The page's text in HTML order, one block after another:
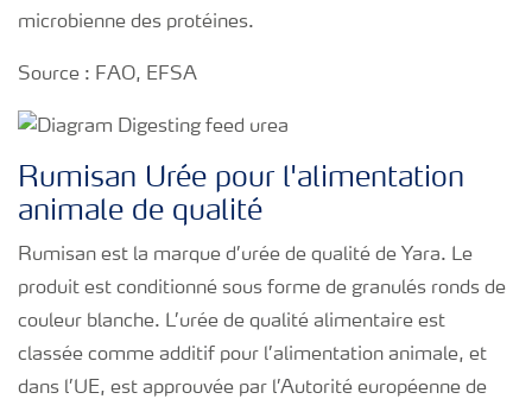
microbienne des protéines.
Source : FAO, EFSA
Rumisan Urée pour l'alimentation
animale de qualité
Rumisan est la marque d’urée de qualité de Yara. Le
produit est conditionné sous forme de granulés ronds de
couleur blanche. L’urée de qualité alimentaire est
classée comme additif pour l’alimentation animale, et
dans l’UE, est approuvée par l’Autorité européenne de